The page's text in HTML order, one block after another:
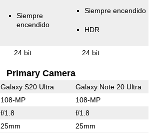
Siempre
encendido
Siempre encendido
HDR
24 bit 24 bit
Primary Camera
Galaxy S20 Ultra Galaxy Note 20 Ultra
108-MP 108-MP
f/1.8 f/1.8
25mm 25mm